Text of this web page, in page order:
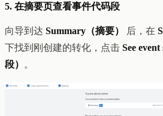
5. 在摘要页查看事件代码段
向导到达 Summary（摘要） 后，在
下找到刚创建的转化，点击 See
段）
。